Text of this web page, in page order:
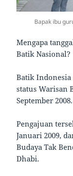
Bapak ibu
Mengapa
Batik Nasional?
Batik
status Warisan
September 2008.
Pengajuan
Januari 2009,
Budaya Tak
Dhabi.